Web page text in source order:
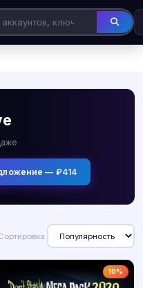
— ₽414
10%